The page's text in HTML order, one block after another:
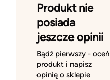
Produkt nie
posiada
jeszcze opinii
Bądź pierwszy - oceń
produkt i napisz
opinię o sklepie